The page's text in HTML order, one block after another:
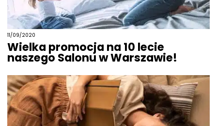
11/09/2020
Wielka promocja na 10 lecie
naszego Salonu w Warszawie!